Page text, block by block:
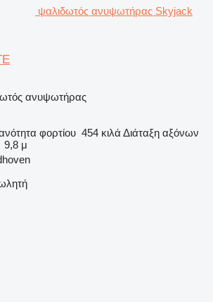
ψαλιδωτός ανυψωτήρας Skyjack
ανυψωτήρας
φορτίου 454 κιλά Διάταξη αξόνων
9,8 μ